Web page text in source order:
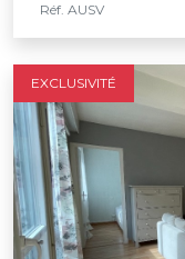
Réf. AUSV
EXCLUSIVITÉ